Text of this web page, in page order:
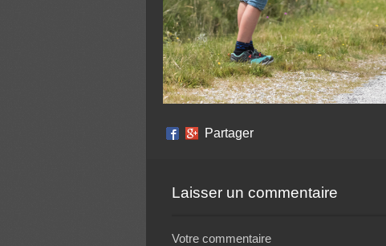
Partager
Laisser un commentaire
Votre commentaire